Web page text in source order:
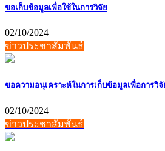
ขอเก็บข้อมูลเพื่อใช้ในการวิจัย
02/10/2024
ข่าวประชาสัมพันธ์
ขอความอนุเคราะห์ในการเก็บข้อมูลเพื่อการวิจั
02/10/2024
ข่าวประชาสัมพันธ์